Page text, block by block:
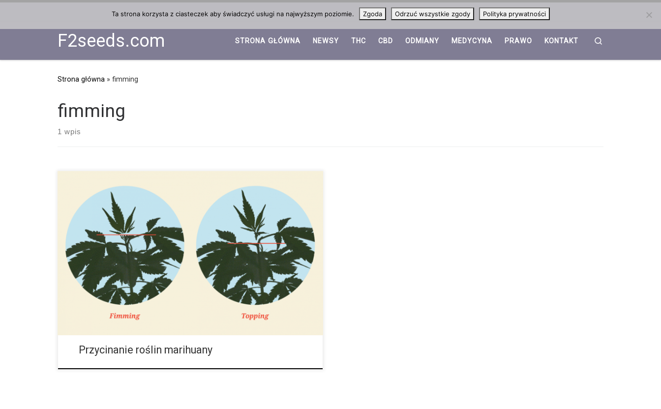
F2seeds.com STRONA GŁÓWNA NEWSY THC CBD ODMIANY MEDYCYNA PRAWO KONTAKT
Strona główna » fimming
fimming
1 wpis
Przycinanie roślin cannabis jest niezbędnym krokiem do uzyskania wysokiej jakości
plonów w zarówno w ogrodzie indoor jak i outdoor. Technika ta polega na przycinaniu
samego wierzchołka roślin w celu promowania bardziej krzaczastego wzrostu. W tym
artykule omówimy dwie metody przycinania roślin – topping oraz fimming. Obie
techniki są łatwe do wykonania i mogą mieć ważny wpływ na ostateczne efekty. Jeśli
pozostawimy rośliny do samodzielnego wzrostu, skupią one większość swojej
energii […]
Przycinanie roślin marihuany
Ta strona korzysta z ciasteczek aby świadczyć usługi na najwyższym poziomie. Zgoda Odrzuć wszystkie zgody Polityka prywatności